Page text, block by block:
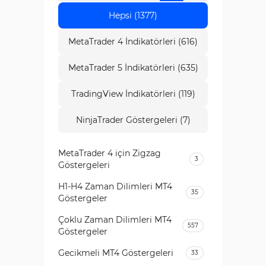
Hepsi (1377)
MetaTrader 4 İndikatörleri (616)
MetaTrader 5 İndikatörleri (635)
TradingView İndikatörleri (119)
NinjaTrader Göstergeleri (7)
MetaTrader 4 için Zigzag
Göstergeleri
3
H1-H4 Zaman Dilimleri MT4
Göstergeler
35
Çoklu Zaman Dilimleri MT4
Göstergeler
557
Gecikmeli MT4 Göstergeleri 33